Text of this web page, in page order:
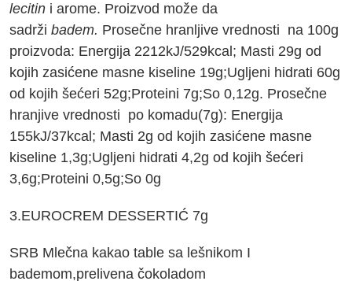
lecitin i arome. Proizvod može da
sadrži badem. Prosečne hranljive vrednosti na 100g
proizvoda: Energija 2212kJ/529kcal; Мasti 29g od
kojih zasićene masne kiseline 19g;Ugljeni hidrati 60g
od kojih šećeri 52g;Proteini 7g;So 0,12g. Prosečne
hranjive vrednosti po komadu(7g): Energija
155kJ/37kcal; Мasti 2g od kojih zasićene masne
kiseline 1,3g;Ugljeni hidrati 4,2g od kojih šećeri
3,6g;Proteini 0,5g;So 0g
3.EUROCREM DESSERTIĆ 7g
SRB Mlečna kakao table sa lešnikom I
bademom,prelivena čokoladom